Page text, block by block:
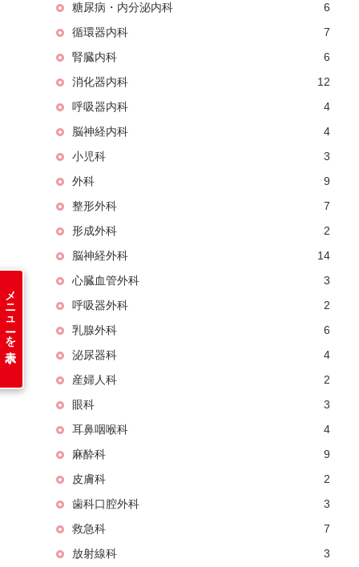
メニューを表示
糖尿病・内分泌内科
6
循環器内科
7
腎臓内科
6
消化器内科
12
呼吸器内科
4
脳神経内科
4
小児科
3
外科
9
整形外科
7
形成外科
2
脳神経外科
14
心臓血管外科
3
呼吸器外科
2
乳腺外科
6
泌尿器科
4
産婦人科
2
眼科
3
耳鼻咽喉科
4
麻酔科
9
皮膚科
2
歯科口腔外科
3
救急科
7
放射線科
3